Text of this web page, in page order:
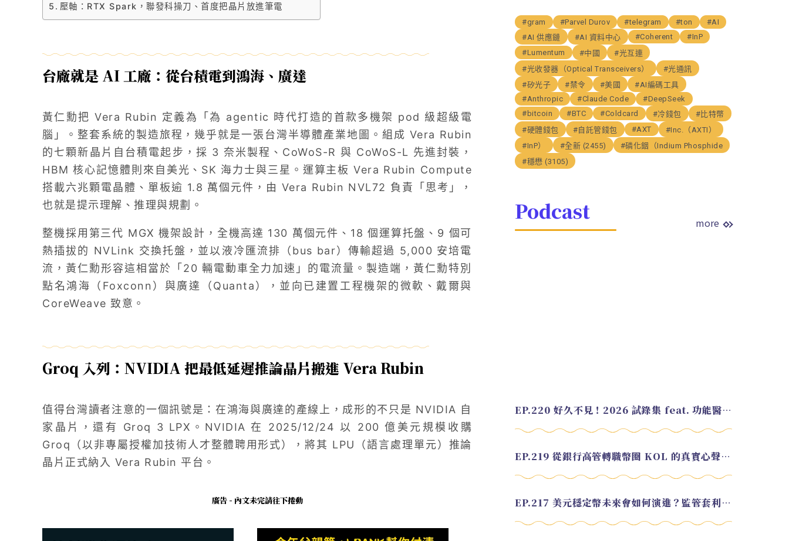
壓軸：RTX Spark，聯發科操刀、首度把晶片放進筆電
台廠就是 AI 工廠：從台積電到鴻海、廣達
黃仁勳把 Vera Rubin 定義為「為 agentic 時代打造的首款多機架 pod 級超級電
腦」。整套系統的製造旅程，幾乎就是一張台灣半導體產業地圖。組成 Vera Rubin
的七顆新晶片自台積電起步，採 3 奈米製程、CoWoS-R 與 CoWoS-L 先進封裝，
HBM 核心記憶體則來自美光、SK 海力士與三星。運算主板 Vera Rubin Compute
搭載六兆顆電晶體、單板逾 1.8 萬個元件，由 Vera Rubin NVL72 負責「思考」，
也就是提示理解、推理與規劃。
整機採用第三代 MGX 機架設計，全機高達 130 萬個元件、18 個運算托盤、9 個可
熱插拔的 NVLink 交換托盤，並以液冷匯流排（bus bar）傳輸超過 5,000 安培電
流，黃仁勳形容這相當於「20 輛電動車全力加速」的電流量。製造端，黃仁勳特別
點名鴻海（Foxconn）與廣達（Quanta），並向已建置工程機架的微軟、戴爾與
CoreWeave 致意。
Groq 入列：NVIDIA 把最低延遲推論晶片搬進 Vera Rubin
值得台灣讀者注意的一個訊號是：在鴻海與廣達的產線上，成形的不只是 NVIDIA 自
家晶片，還有 Groq 3 LPX。NVIDIA 在 2025/12/24 以 200 億美元規模收購
Groq（以非專屬授權加技術人才整體聘用形式），將其 LPU（語言處理單元）推論
晶片正式納入 Vera Rubin 平台。
廣告 - 內文未完請往下捲動
#gram #Parvel Durov #telegram #ton
#AI
#AI 供應鏈
#AI 資料中心 #Coherent
#InP
#Lumentum
#中國
#光互連
#光收發器（Optical Transceivers）
#光通訊
#矽光子
#禁令 #美國
#AI編碼工具
#Anthropic
#Claude Code
#DeepSeek
#bitcoin
#BTC #Coldcard #冷錢包
#比特幣
#硬體錢包
#自託管錢包 #AXT
#Inc.（AXTI）
#InP）
#全新 (2455)
#磷化銦（Indium Phosphide
#穩懋 (3105)
Podcast more
EP.220 好久不見！2026 試錄集 feat. 功能醫學營養師 美寶
EP.219 從銀行高管轉職幣圈 KOL 的真實心聲 feat.龜大
EP.217 美元穩定幣未來會如何演進？監管套利終將收斂？feat. 研究員 余哲安